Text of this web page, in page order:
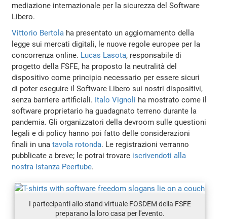
mediazione internazionale per la sicurezza del Software
Libero.
Vittorio Bertola ha presentato un aggiornamento della
legge sui mercati digitali, le nuove regole europee per la
concorrenza online. Lucas Lasota, responsabile di
progetto della FSFE, ha proposto la neutralità del
dispositivo come principio necessario per essere sicuri
di poter eseguire il Software Libero sui nostri dispositivi,
senza barriere artificiali. Italo Vignoli ha mostrato come il
software proprietario ha guadagnato terreno durante la
pandemia. Gli organizzatori della devroom sulle questioni
legali e di policy hanno poi fatto delle considerazioni
finali in unatavola rotonda. Le registrazioni verranno
pubblicate a breve; le potrai trovare iscrivendoti alla
nostra istanza Peertube.
I partecipanti allo stand virtuale FOSDEM della FSFE
preparano la loro casa per l'evento.